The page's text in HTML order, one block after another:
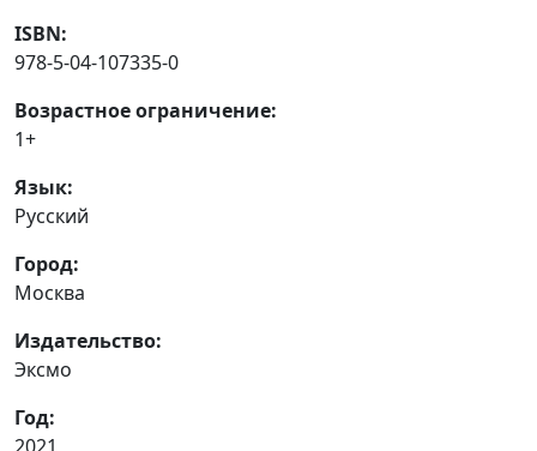
ISBN:
978-5-04-107335-0
Возрастное ограничение:
1+
Язык:
Русский
Город:
Москва
Издательство:
Эксмо
Год:
2021